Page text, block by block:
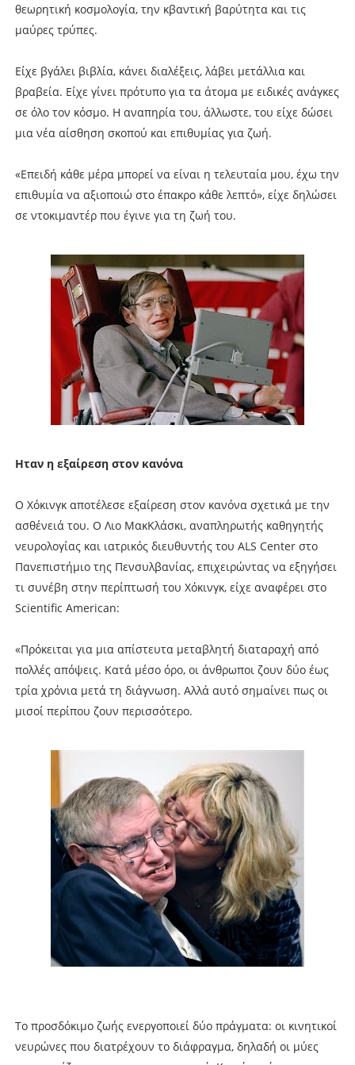
θεωρητική κοσμολογία, την κβαντική βαρύτητα και τις
μαύρες τρύπες.
Είχε βγάλει βιβλία, κάνει διαλέξεις, λάβει μετάλλια και
βραβεία. Είχε γίνει πρότυπο για τα άτομα με ειδικές ανάγκες
σε όλο τον κόσμο. Η αναπηρία του, άλλωστε, του είχε δώσει
μια νέα αίσθηση σκοπού και επιθυμίας για ζωή.
«Επειδή κάθε μέρα μπορεί να είναι η τελευταία μου, έχω την
επιθυμία να αξιοποιώ στο έπακρο κάθε λεπτό», είχε δηλώσει
σε ντοκιμαντέρ που έγινε για τη ζωή του.
Ηταν η εξαίρεση στον κανόνα
Ο Χόκινγκ αποτέλεσε εξαίρεση στον κανόνα σχετικά με την
ασθένειά του. Ο Λιο ΜακΚλάσκι, αναπληρωτής καθηγητής
νευρολογίας και ιατρικός διευθυντής του ALS Center στο
Πανεπιστήμιο της Πενσυλβανίας, επιχειρώντας να εξηγήσει
τι συνέβη στην περίπτωσή του Χόκινγκ, είχε αναφέρει στο
Scientific American:
«Πρόκειται για μια απίστευτα μεταβλητή διαταραχή από
πολλές απόψεις. Κατά μέσο όρο, οι άνθρωποι ζουν δύο έως
τρία χρόνια μετά τη διάγνωση. Αλλά αυτό σημαίνει πως οι
μισοί περίπου ζουν περισσότερο.
Το προσδόκιμο ζωής ενεργοποιεί δύο πράγματα: οι κινητικοί
νευρώνες που διατρέχουν το διάφραγμα, δηλαδή οι μύες